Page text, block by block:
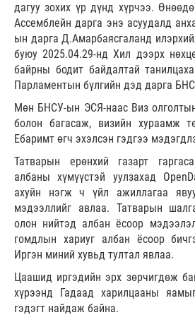
дагуу зохих үр дүнд хүрчээ.
Ассемблейн дарга энэ асуудалд
ын дарга Д.Амарбаясгаланд
буюу 2025.04.29-нд Хил дээрх
байрны бодит байдалтай
Парламентын бүлгийн дэд дарга
Мөн БНСУ-ын ЭСЯ-наас Виз
болон багасаж, визийн хураамж
Ебаримт өгч эхэлсэн гэдгээ
Татварын ерөнхий газарт
албаны хүмүүстэй уулзахад
ахуйн нэгж ч үйл ажиллагаа
мэдээллийг авлаа. Татварын
олон нийтэд албан ёсоор
гомдлын хариуг албан ёсоор
Иргэн миний хувьд тултал явлаа.
Цаашид иргэдийн эрх зөрчигдөж
хүрээнд Гадаад харилцааны
гэдэгт найдаж байна.